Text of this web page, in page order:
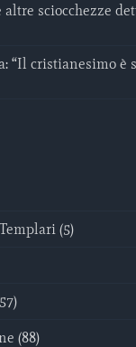
altre sciocchezze
“Il cristianesimo è
(5)
(88)